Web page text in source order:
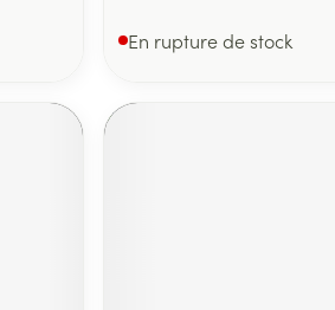
En rupture de stock